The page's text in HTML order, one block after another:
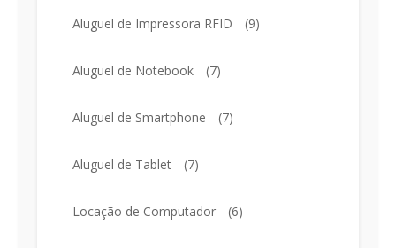
Aluguel de Impressora RFID (9)
Aluguel de Notebook (7)
Aluguel de Smartphone (7)
Aluguel de Tablet (7)
Locação de Computador (6)